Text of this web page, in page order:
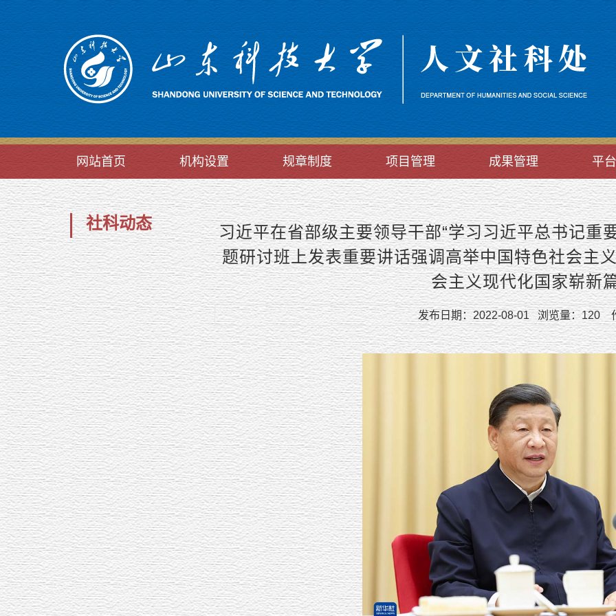
网站首页 机构设置 规章制度 项目管理 成果管理 平
社科动态
习近平在省部级主要领导干部“学习习近平总书记重
题研讨班上发表重要讲话强调高举中国特色社会主
会主义现代化国家崭新
发布日期：2022-08-01 浏览量：120